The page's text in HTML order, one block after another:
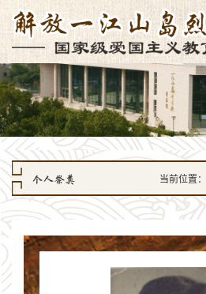
个人祭奠 当前位置：